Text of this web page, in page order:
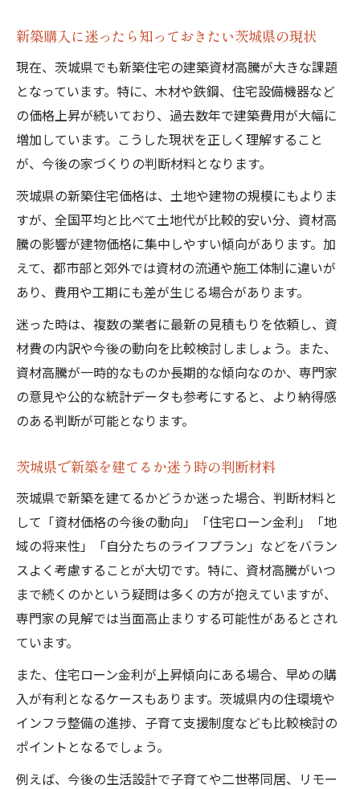
新築購入に迷ったら知っておきたい茨城県の現状
現在、茨城県でも新築住宅の建築資材高騰が大きな課題
となっています。特に、木材や鉄鋼、住宅設備機器など
の価格上昇が続いており、過去数年で建築費用が大幅に
増加しています。こうした現状を正しく理解すること
が、今後の家づくりの判断材料となります。
茨城県の新築住宅価格は、土地や建物の規模にもよりま
すが、全国平均と比べて土地代が比較的安い分、資材高
騰の影響が建物価格に集中しやすい傾向があります。加
えて、都市部と郊外では資材の流通や施工体制に違いが
あり、費用や工期にも差が生じる場合があります。
迷った時は、複数の業者に最新の見積もりを依頼し、資
材費の内訳や今後の動向を比較検討しましょう。また、
資材高騰が一時的なものか長期的な傾向なのか、専門家
の意見や公的な統計データも参考にすると、より納得感
のある判断が可能となります。
茨城県で新築を建てるか迷う時の判断材料
茨城県で新築を建てるかどうか迷った場合、判断材料と
して「資材価格の今後の動向」「住宅ローン金利」「地
域の将来性」「自分たちのライフプラン」などをバラン
スよく考慮することが大切です。特に、資材高騰がいつ
まで続くのかという疑問は多くの方が抱えていますが、
専門家の見解では当面高止まりする可能性があるとされ
ています。
また、住宅ローン金利が上昇傾向にある場合、早めの購
入が有利となるケースもあります。茨城県内の住環境や
インフラ整備の進捗、子育て支援制度なども比較検討の
ポイントとなるでしょう。
例えば、今後の生活設計で子育てや二世帯同居、リモー